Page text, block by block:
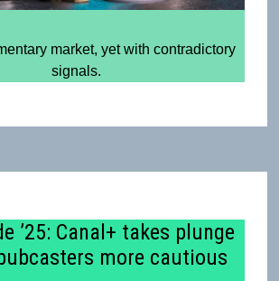
market, yet with contradictory
signals.
’25: Canal+ takes plunge
more cautious